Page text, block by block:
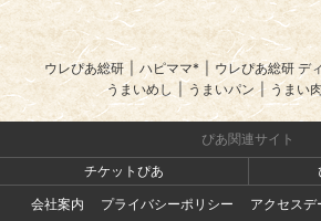
ウレぴあ総研 ハピママ* ウレぴあ総研 デ
うまいめし
うまいパン | うまい肉
ぴあ関連サイト
チケットぴあ
会社案内
プライバシーポリシー アクセスデ